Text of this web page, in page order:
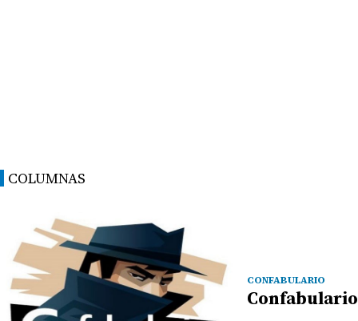
COLUMNAS
CONFABULARIO
Confabulario